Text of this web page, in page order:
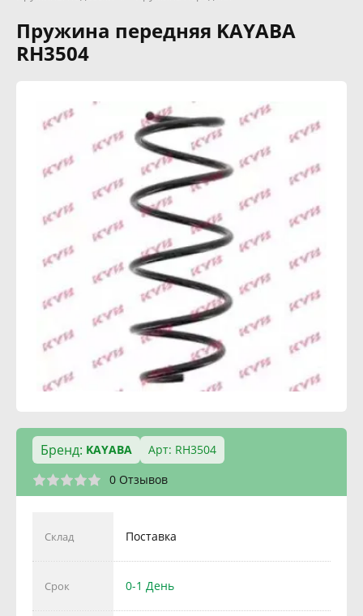
Пружина передняя KAYABA
RH3504
Бренд: KAYABA
Арт: RH3504
0 Отзывов
Склад Поставка
Срок 0-1 День